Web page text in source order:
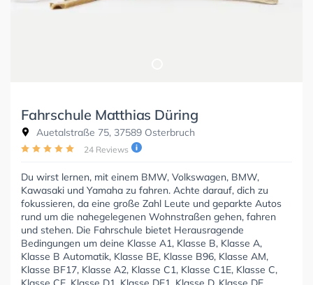
Fahrschule Matthias Düring
Auetalstraße 75, 37589 Osterbruch
24 Reviews
Du wirst lernen, mit einem BMW, Volkswagen, BMW,
Kawasaki und Yamaha zu fahren. Achte darauf, dich zu
fokussieren, da eine große Zahl Leute und geparkte Autos
rund um die nahegelegenen Wohnstraßen gehen, fahren
und stehen. Die Fahrschule bietet Herausragende
Bedingungen um deine Klasse A1, Klasse B, Klasse A,
Klasse B Automatik, Klasse BE, Klasse B96, Klasse AM,
Klasse BF17, Klasse A2, Klasse C1, Klasse C1E, Klasse C,